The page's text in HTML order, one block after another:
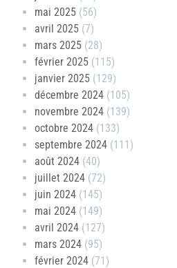
mai 2025 (56)
avril 2025 (7)
mars 2025 (28)
février 2025 (115)
janvier 2025 (129)
décembre 2024 (105)
novembre 2024 (139)
octobre 2024 (133)
septembre 2024 (111)
août 2024 (40)
juillet 2024 (72)
juin 2024 (145)
mai 2024 (149)
avril 2024 (127)
mars 2024 (95)
février 2024 (71)